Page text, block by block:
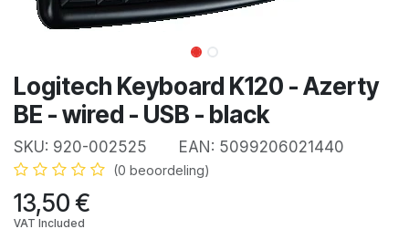
Logitech Keyboard K120 - Azerty
BE - wired - USB - black
SKU: 920-002525 EAN: 5099206021440
(0 beoordeling)
13,50€
VAT Included